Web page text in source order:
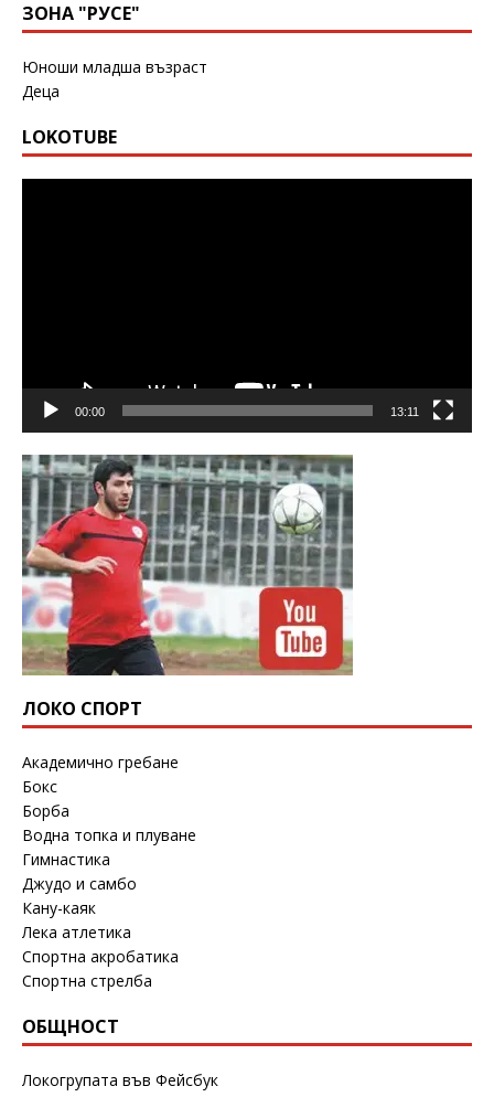
ЗОНА "РУСЕ"
Юноши младша възраст
Деца
LOKOTUBE
00:00 13:11
ЛОКО СПОРТ
Академично гребане
Бокс
Борба
Водна топка и плуване
Гимнастика
Джудо и самбо
Кану-каяк
Лека атлетика
Спортна акробатика
Спортна стрелба
ОБЩНОСТ
Локогрупата във Фейсбук